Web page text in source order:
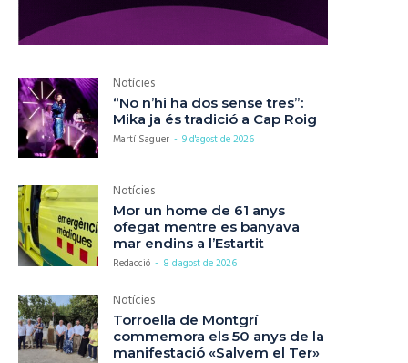
Notícies
“No n’hi ha dos sense tres”:
Mika ja és tradició a Cap Roig
Martí Saguer - 9 d'agost de 2026
Notícies
Mor un home de 61 anys
ofegat mentre es banyava
mar endins a l’Estartit
Redacció - 8 d'agost de 2026
Notícies
Torroella de Montgrí
commemora els 50 anys de la
manifestació «Salvem el Ter»